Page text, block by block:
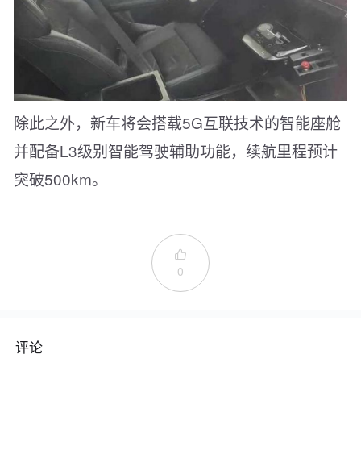
除此之外，新车将会搭载5G互联技术的智能座舱
并配备L3级别智能驾驶辅助功能，续航里程预计
突破500km。

0
评论